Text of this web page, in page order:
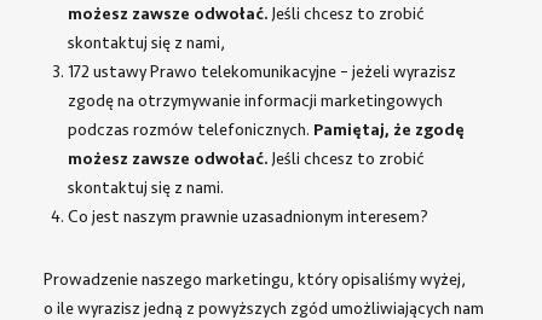
możesz zawsze odwołać.Jeśli chcesz to zrobić
skontaktuj się z nami,
172 ustawy Prawo telekomunikacyjne – jeżeli wyrazisz
zgodę na otrzymywanie informacji marketingowych
podczas rozmów telefonicznych. Pamiętaj, że zgodę
możesz zawsze odwołać.Jeśli chcesz to zrobić
skontaktuj się z nami.
Co jest naszym prawnie uzasadnionym interesem?
Prowadzenie naszego marketingu, który opisaliśmy wyżej,
o ile wyrazisz jedną z powyższych zgód umożliwiających nam